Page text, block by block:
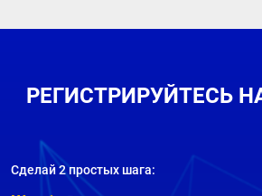
РЕГИСТРИРУЙТЕСЬ
Сделай 2 простых шага: